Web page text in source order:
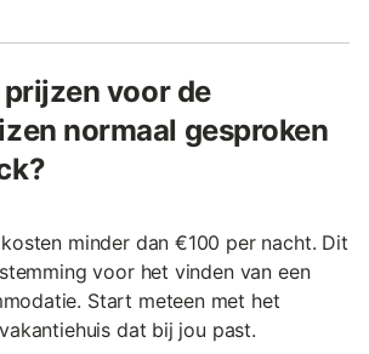
voor de
normaal gesproken
minder dan €100 per nacht. Dit
voor het vinden van een
Start meteen met het
dat bij jou past.